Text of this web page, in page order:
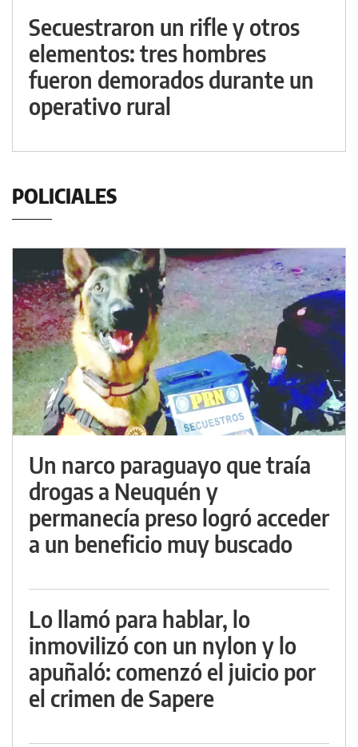
Secuestraron un rifle y otros
elementos: tres hombres
fueron demorados durante un
operativo rural
POLICIALES
Un narco paraguayo que traía
drogas a Neuquén y
permanecía preso logró acceder
a un beneficio muy buscado
Lo llamó para hablar, lo
inmovilizó con un nylon y lo
apuñaló: comenzó el juicio por
el crimen de Sapere